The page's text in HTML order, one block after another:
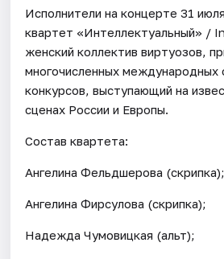
Исполнители на концерте 31
квартет «Интеллектуальный» /
женский коллектив виртуозов,
многочисленных международных
конкурсов, выступающий на
сценах России и Европы.
Состав квартета:
Ангелина Фельдшерова (скрипка);
Ангелина Фирсулова (скрипка);
Надежда Чумовицкая (альт);